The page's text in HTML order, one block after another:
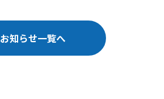
お知らせ一覧へ